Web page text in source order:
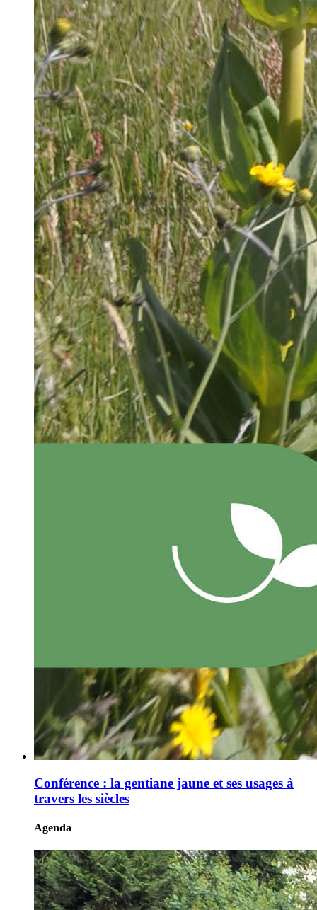
Conférence : la gentiane jaune et ses usages à
travers les siècles
Agenda